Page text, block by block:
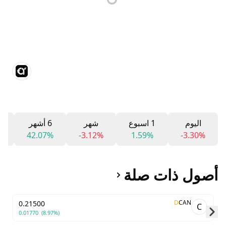
اليوم
-3.30%
1 اسبوع
1.59%
شهر
-3.12%
6 أشهر
42.07%
أصول ذات صلة
C
CAN
D
0.21500
0.01770 (8.97%)